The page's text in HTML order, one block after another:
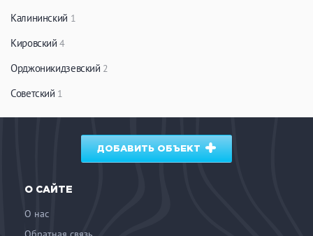
Калининский 1
Кировский4
Орджоникидзевский 2
Советский 1
ДОБАВИТЬ ОБЪЕКТ
О САЙТЕ
О нас